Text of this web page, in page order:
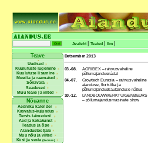
Avaleht Teated Ilm
Teave
Uudised
Kuulutuste lugemine
Kuulutuse lisamine
Meedia ja raamatud
Sõnavara
Seadused
Muu teave ja viited
Nõuanne
Aedniku kalender
Kasvatus-kujundus
Tervis taimedest
Aed ja kokakunst
Teadus ja õpe
Aiandustootjale
Muu nõu ja viited
Küsi ja vasta(foorum)
Detsember 2013
03.-08. AGRIBEX – rahvusvaheline
põllumajandusnädal
04.-07. Growtech Eurasia – rahvusvaheline
aianduse, floristika ja
põllumajanduskaubanduse näitus
10.-12.
LANDBOUWWERKTUIGENBEURS
– põllumajandusmasinate show